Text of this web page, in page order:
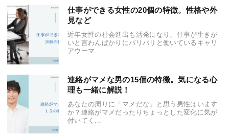
仕事ができる女性の20個の特徴。性格や外
見など
近年女性の社会進出も活発になり、仕事が生きが
いと言わんばかりにバリバリと働いているキャリ
アウーマ...
連絡がマメな男の15個の特徴。気になる心
理も一緒に解説！
あなたの周りに「マメだな」と思う男性はいます
か？連絡がマメだったりちょっとした変化に気が
付いてく...